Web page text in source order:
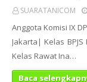
SUARATANICOM
Anggota Komisi IX
Jakarta| Kelas
Kelas Rawat Ina…
Baca